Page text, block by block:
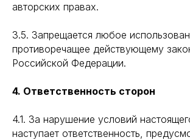
авторских правах.
3.5. Запрещается любое
противоречащее действующему
Российской Федерации.
4. Ответственность сторон
4.1. За нарушение условий
наступает ответственность,